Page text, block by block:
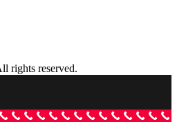
rights reserved.